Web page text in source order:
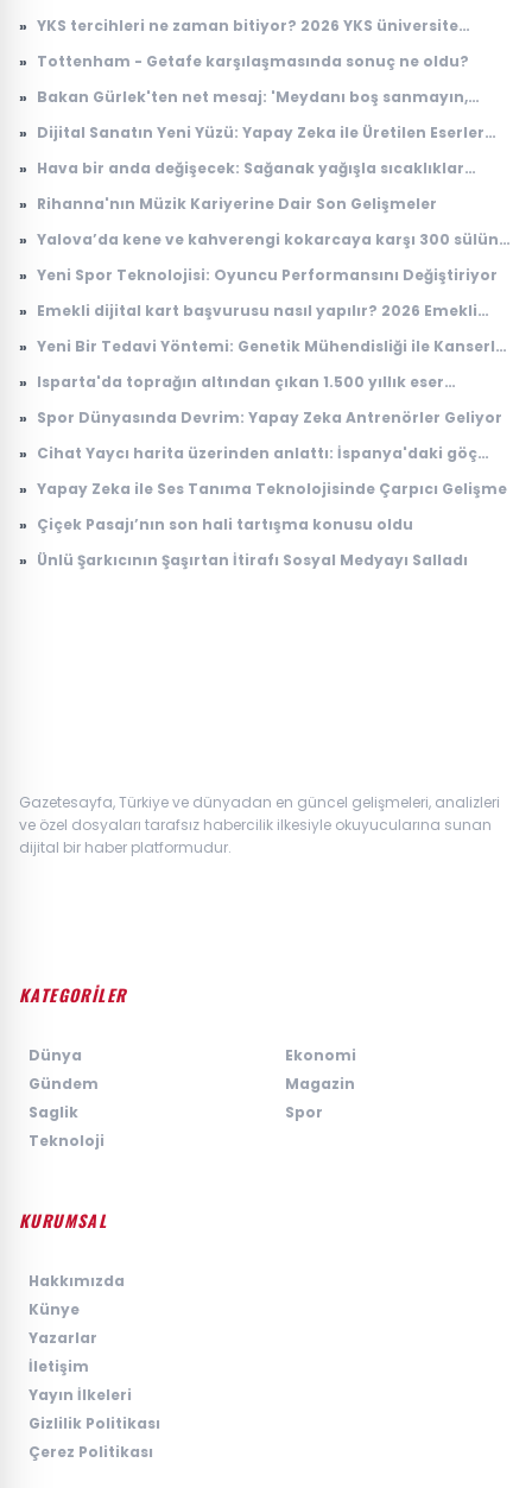
» YKS tercihleri ne zaman bitiyor? 2026 YKS üniversite
» Tottenham - Getafe karşılaşmasında sonuç ne oldu?
» Bakan Gürlek'ten net mesaj: 'Meydanı boş sanmayın,
» Dijital Sanatın Yeni Yüzü: Yapay Zeka ile Üretilen Eserler
» Hava bir anda değişecek: Sağanak yağışla sıcaklıklar
» Rihanna'nın Müzik Kariyerine Dair Son Gelişmeler
» Yalova’da kene ve kahverengi kokarcaya karşı 300 sülün
» Yeni Spor Teknolojisi: Oyuncu Performansını Değiştiriyor
» Emekli dijital kart başvurusu nasıl yapılır? 2026 Emekli
» Yeni Bir Tedavi Yöntemi: Genetik Mühendisliği ile Kanserle
» Isparta'da toprağın altından çıkan 1.500 yıllık eser
» Spor Dünyasında Devrim: Yapay Zeka Antrenörler Geliyor
» Cihat Yaycı harita üzerinden anlattı: İspanya'daki göç
» Yapay Zeka ile Ses Tanıma Teknolojisinde Çarpıcı Gelişme
» Çiçek Pasajı’nın son hali tartışma konusu oldu
» Ünlü Şarkıcının Şaşırtan İtirafı Sosyal Medyayı Salladı
Gazetesayfa, Türkiye ve dünyadan en güncel gelişmeleri, analizleri
ve özel dosyaları tarafsız habercilik ilkesiyle okuyucularına sunan
dijital bir haber platformudur.
KATEGORİLER
Dünya
Ekonomi
Gündem
Magazin
Saglik
Spor
Teknoloji
KURUMSAL
Hakkımızda
Künye
Yazarlar
İletişim
Yayın İlkeleri
Gizlilik Politikası
Çerez Politikası